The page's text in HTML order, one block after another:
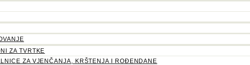
ZA TVRTKE
ZA VJENČANJA, KRŠTENJA I ROĐENDANE